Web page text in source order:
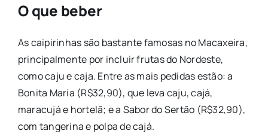
O que beber
As caipirinhas são bastante famosas no Macaxeira,
principalmente por incluir frutas do Nordeste,
como caju e caja. Entre as mais pedidas estão: a
Bonita Maria (R$32,90), que leva caju, cajá,
maracujá e hortelã; e a Sabor do Sertão (R$32,90),
com tangerina e polpa de cajá.